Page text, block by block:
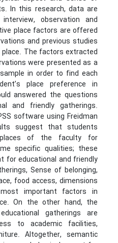
In this research, data are
observation and
place factors are offered
and previous studies
The factors extracted
were presented as a
in order to find each
place preference in
answered the questions
and friendly gatherings.
software using Freidman
suggest that students
of the faculty for
specific qualities; these
for educational and friendly
Sense of belonging,
food access, dimensions
important factors in
On the other hand, the
gatherings are
to academic facilities,
Altogether, semantic